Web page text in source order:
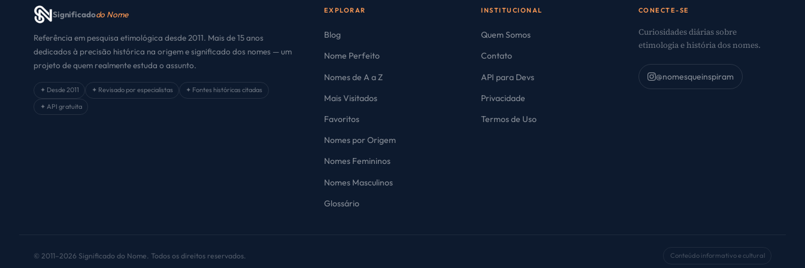
Significadodo Nome
Referência em pesquisa etimológica desde 2011. Mais de 15 anos
dedicados à precisão histórica na origem e significado dos nomes — um
projeto de quem realmente estuda o assunto.
✦ Desde 2011 ✦ Revisado por especialistas
✦ Fontes históricas citadas
✦ API gratuita
EXPLORAR
Blog
Nome Perfeito
Nomes de A a Z
Mais Visitados
Favoritos
Nomes por Origem
Nomes Femininos
Nomes Masculinos
Glossário
INSTITUCIONAL
Quem Somos
Contato
API para Devs
Privacidade
Termos de Uso
CONECTE-SE
Curiosidades diárias sobre
etimologia e história dos nomes.
@nomesqueinspiram
© 2011–2026 Significado do Nome. Todos os direitos reservados. Conteúdo informativo e cultural